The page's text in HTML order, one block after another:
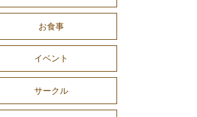
お食事
イベント
サークル